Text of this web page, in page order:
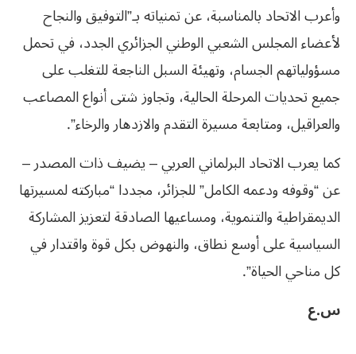
وأعرب الاتحاد بالمناسبة، عن تمنياته بـ”التوفيق والنجاح
لأعضاء المجلس الشعبي الوطني الجزائري الجدد، في تحمل
مسؤولياتهم الجسام، وتهيئة السبل الناجعة للتغلب على
جميع تحديات المرحلة الحالية، وتجاوز شتى أنواع المصاعب
والعراقيل، ومتابعة مسيرة التقدم والازدهار والرخاء”.
كما يعرب الاتحاد البرلماني العربي – يضيف ذات المصدر –
عن “وقوفه ودعمه الكامل” للجزائر، مجددا “مباركته لمسيرتها
الديمقراطية والتنموية، ومساعيها الصادقة لتعزيز المشاركة
السياسية على أوسع نطاق، والنهوض بكل قوة واقتدار في
كل مناحي الحياة”.
س.ع